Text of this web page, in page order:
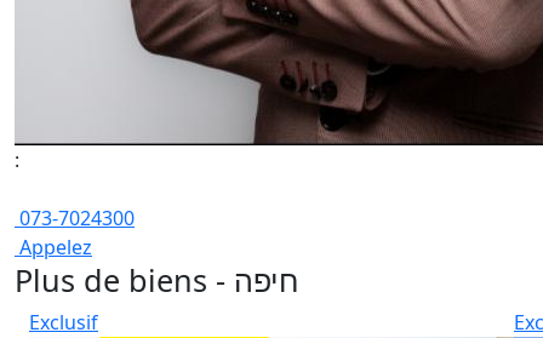
:
073-7024300
Appelez
Plus de biens - חיפה
Exclusif